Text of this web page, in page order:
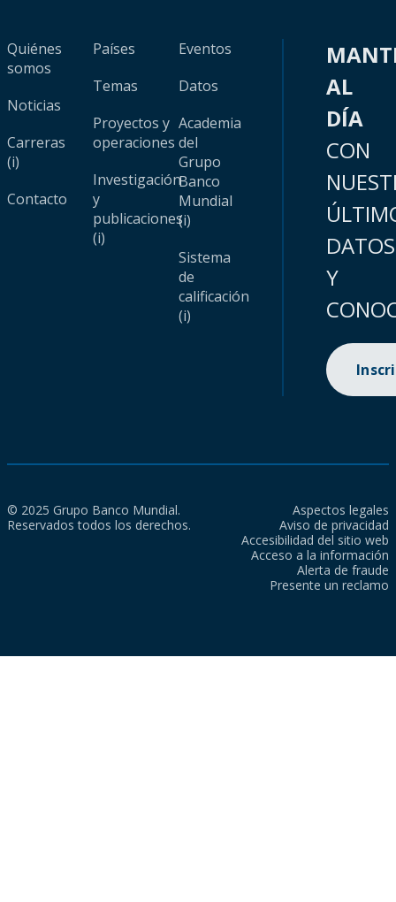
Quiénes
somos
Noticias
Carreras
(i)
Contacto
Países
Temas
Proyectos y
operaciones
Investigación
y
publicaciones
(i)
Eventos
Datos
Academia
del
Grupo
Banco
Mundial
(i)
Sistema
de
calificación
(i)
AL
DÍA
CON
DATOS
Y
© 2025 Grupo Banco Mundial.
Reservados todos los derechos.
Aspectos legales
Aviso de privacidad
Accesibilidad del sitio web
Acceso a la información
Alerta de fraude
Presente un reclamo